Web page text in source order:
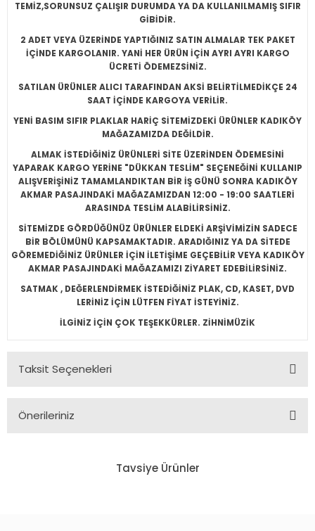
TEMİZ,SORUNSUZ ÇALIŞIR DURUMDA YA DA KULLANILMAMIŞ SIFIR
GİBİDİR.
2 ADET VEYA ÜZERİNDE YAPTIĞINIZ SATIN ALMALAR TEK PAKET
İÇİNDE KARGOLANIR. YANİ HER ÜRÜN İÇİN AYRI AYRI KARGO
ÜCRETİ ÖDEMEZSİNİZ.
SATILAN ÜRÜNLER ALICI TARAFINDAN AKSİ BELİRTİLMEDİKÇE 24
SAAT İÇİNDE KARGOYA VERİLİR.
YENİ BASIM SIFIR PLAKLAR HARİÇ SİTEMİZDEKİ ÜRÜNLER KADIKÖY
MAĞAZAMIZDA DEĞİLDİR.
ALMAK İSTEDİĞİNİZ ÜRÜNLERİ SİTE ÜZERİNDEN ÖDEMESİNİ
YAPARAK KARGO YERİNE "DÜKKAN TESLİM" SEÇENEĞİNİ KULLANIP
ALIŞVERİŞİNİZ TAMAMLANDIKTAN BİR İŞ GÜNÜ SONRA KADIKÖY
AKMAR PASAJINDAKİ MAĞAZAMIZDAN 12:00 - 19:00 SAATLERİ
ARASINDA TESLİM ALABİLİRSİNİZ.
SİTEMİZDE GÖRDÜĞÜNÜZ ÜRÜNLER ELDEKİ ARŞİVİMİZİN SADECE
BİR BÖLÜMÜNÜ KAPSAMAKTADIR. ARADIĞINIZ YA DA SİTEDE
GÖREMEDİĞİNİZ ÜRÜNLER İÇİN İLETİŞİME GEÇEBİLİR VEYA KADIKÖY
AKMAR PASAJINDAKİ MAĞAZAMIZI ZİYARET EDEBİLİRSİNİZ.
SATMAK , DEĞERLENDİRMEK İSTEDİĞİNİZ PLAK, CD, KASET, DVD
LERİNİZ İÇİN LÜTFEN FİYAT İSTEYİNİZ.
İLGİNİZ İÇİN ÇOK TEŞEKKÜRLER. ZİHNİMÜZİK
Taksit Seçenekleri
Önerileriniz
kullanarak tarafımıza iletebilirsiniz.
Tavsiye Ürünler